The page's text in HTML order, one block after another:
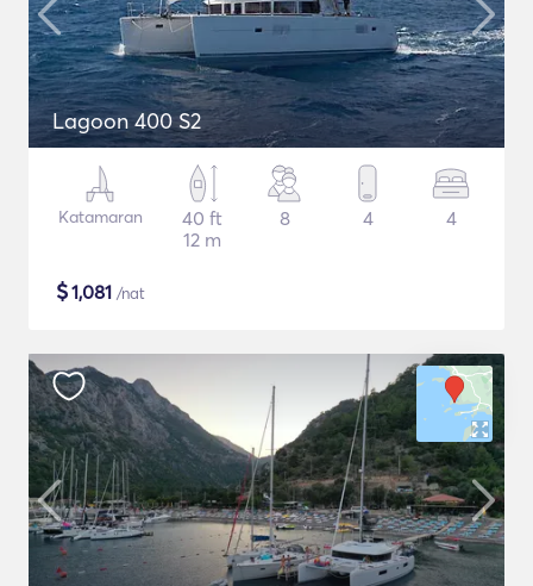
Lagoon 400 S2
Katamaran
40 ft
12 m
8 4 4
$1,081 /nat